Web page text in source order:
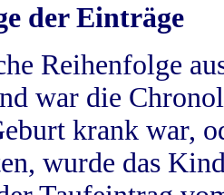
der Einträge
Reihenfolge
war die
krank war,
wurde das